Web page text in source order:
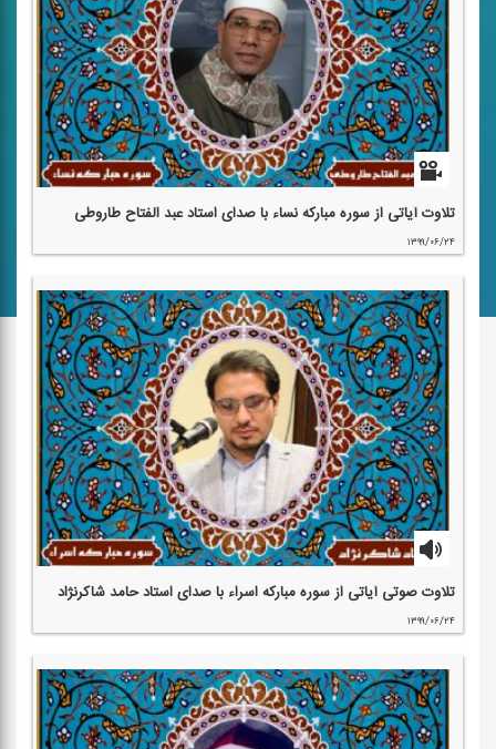
تلاوت آیاتی از سوره مباركه نساء با صدای استاد عبد الفتاح طاروطی
۱۳۹۹/۰۶/۲۴
تلاوت صوتی آیاتی از سوره مباركه اسراء با صدای استاد حامد شاكرنژاد
۱۳۹۹/۰۶/۲۴